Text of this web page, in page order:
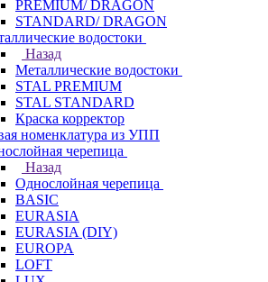
PREMIUM/ DRAGON
STANDARD/ DRAGON
водостоки
Назад
Металлические водостоки
STAL PREMIUM
STAL STANDARD
Краска корректор
номенклатура из УПП
черепица
Назад
Однослойная черепица
BASIC
EURASIA
EURASIA (DIY)
EUROPA
LOFT